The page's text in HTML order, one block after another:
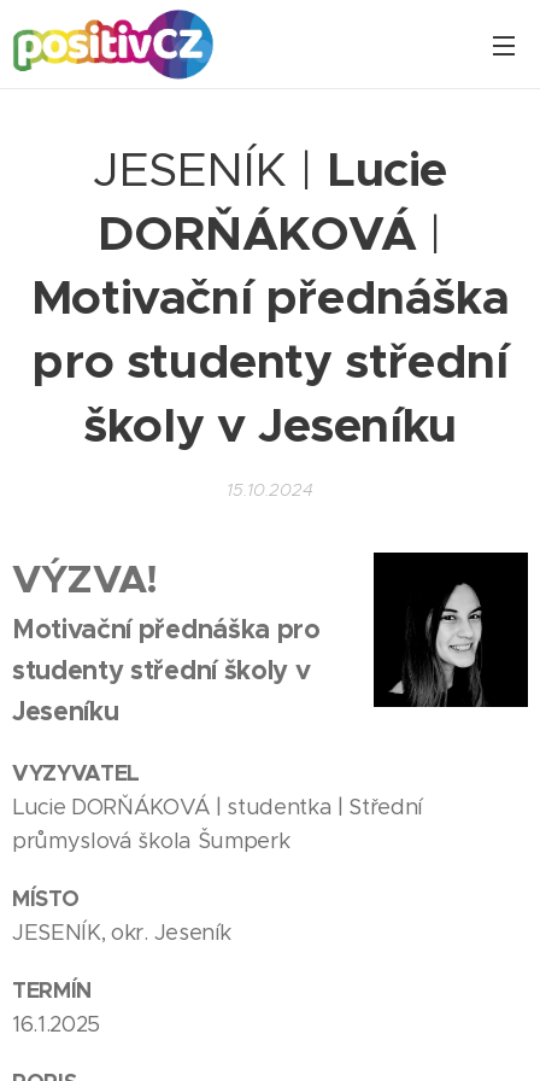
JESENÍK | Lucie
DORŇÁKOVÁ |
Motivační přednáška
pro studenty střední
školy v Jeseníku
15.10.2024
VÝZVA!
Motivační přednáška pro
studenty střední školy v
Jeseníku
VYZYVATEL
Lucie DORŇÁKOVÁ | studentka | Střední
průmyslová škola Šumperk
MÍSTO
JESENÍK, okr. Jeseník
TERMÍN
16.1.2025